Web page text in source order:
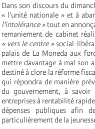
Dans son discours du
« l’unité nationale » et à
l’intolérance »tout en
remaniement de cabinet
« vers le centre »social-
palais de La Moneda aux
mettre davantage à mal son
destiné à clore la réforme
qui répondra de manière
du gouvernement, à
entreprises à rentabilité
dépenses publiques afin
particulièrement de la